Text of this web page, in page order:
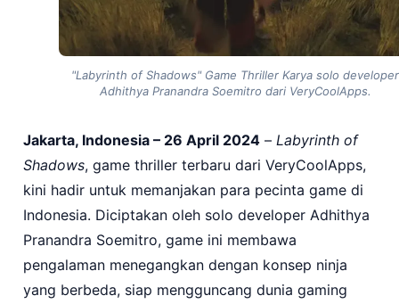
"Labyrinth of Shadows" Game Thriller Karya solo developer
Adhithya Pranandra Soemitro dari VeryCoolApps.
Jakarta, Indonesia – 26 April 2024 – Labyrinth of
Shadows, game thriller terbaru dari VeryCoolApps,
kini hadir untuk memanjakan para pecinta game di
Indonesia. Diciptakan oleh solo developer Adhithya
Pranandra Soemitro, game ini membawa
pengalaman menegangkan dengan konsep ninja
yang berbeda, siap mengguncang dunia gaming